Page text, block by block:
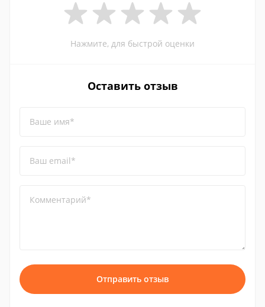
Нажмите, для быстрой оценки
Оставить отзыв
Ваше имя*
Ваш email*
Комментарий*
Отправить отзыв